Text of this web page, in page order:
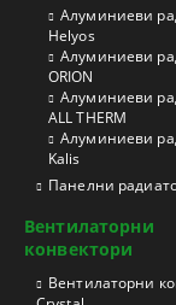
Aлуминиеви
Helyos
Aлуминиеви
ORION
Aлуминиеви
ALL THERM
Aлуминиеви
Kalis
Панелни
Вентилаторни
конвектори
Вентилаторни